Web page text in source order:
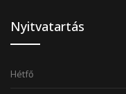
Nyitvatartás
Hétfő